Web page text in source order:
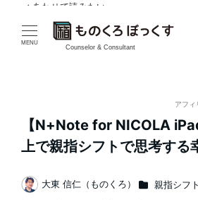
MENU
Counselor & Consultant
アフィ
【N+Note for NICOLA
上で親指シフトで思考する
著
大東 信仁（ものくろ） カテゴリー
親指シフト
✓ あわせて読みたい